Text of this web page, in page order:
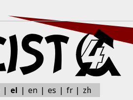
el en es fr zh